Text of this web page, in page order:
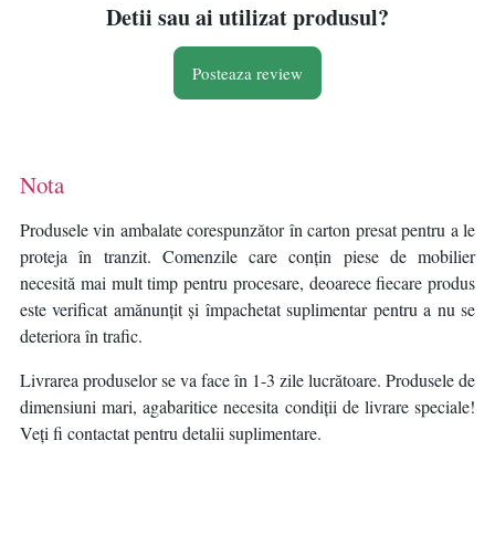
Detii sau ai utilizat produsul?
Posteaza review
Nota
Produsele vin ambalate corespunzător în carton presat pentru a le
proteja în tranzit. Comenzile care conțin piese de mobilier
necesită mai mult timp pentru procesare, deoarece fiecare produs
este verificat amănunțit și împachetat suplimentar pentru a nu se
deteriora în trafic.
Livrarea produselor se va face în 1-3 zile lucrătoare. Produsele de
dimensiuni mari, agabaritice necesita condiții de livrare speciale!
Veți fi contactat pentru detalii suplimentare.